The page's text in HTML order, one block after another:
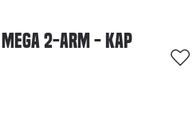
2-arm - kap